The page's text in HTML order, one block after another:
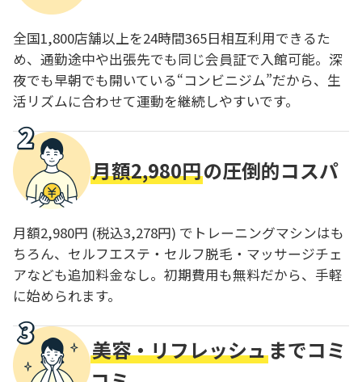
全国1,800店舗以上を24時間365日相互利用できるた
め、通勤途中や出張先でも同じ会員証で入館可能。深
夜でも早朝でも開いている“コンビニジム”だから、生
活リズムに合わせて運動を継続しやすいです。
月額2,980円の圧倒的コスパ
月額2,980円 (税込3,278円) でトレーニングマシンはも
ちろん、セルフエステ・セルフ脱毛・マッサージチェ
アなども追加料金なし。初期費用も無料だから、手軽
に始められます。
美容・リフレッシュまでコミ